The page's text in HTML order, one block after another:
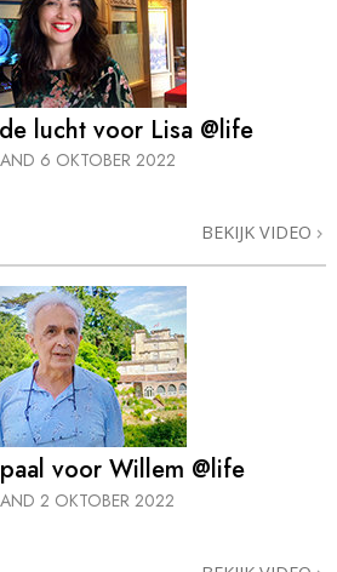
lucht voor Lisa @life
6 OKTOBER 2022
BEKIJK VIDEO
voor Willem @life
2 OKTOBER 2022